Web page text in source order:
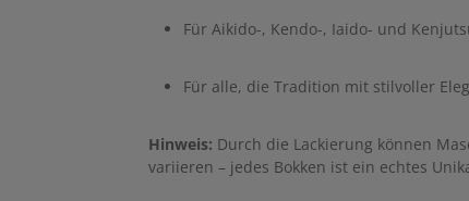
Für Aikido-, Kendo-, Iaido- und
Für alle, die Tradition mit stilvoller
Hinweis: Durch die Lackierung können
variieren – jedes Bokken ist ein echtes